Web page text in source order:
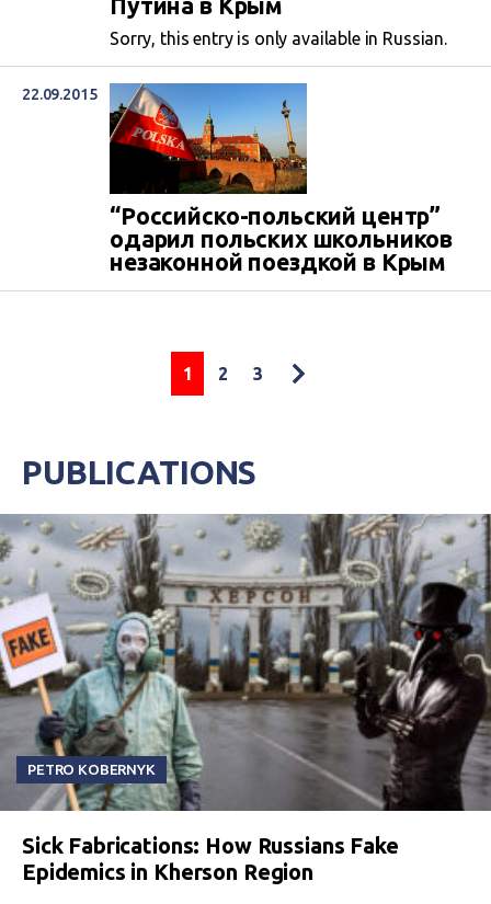
Sorry, this entry is only available in Russian.
22.09.2015
“Российско-польский центр”
одарил польских школьников
незаконной поездкой в Крым
1 2 3
PUBLICATIONS
PETRO KOBERNYK
Sick Fabrications: How Russians Fake
Epidemics in Kherson Region